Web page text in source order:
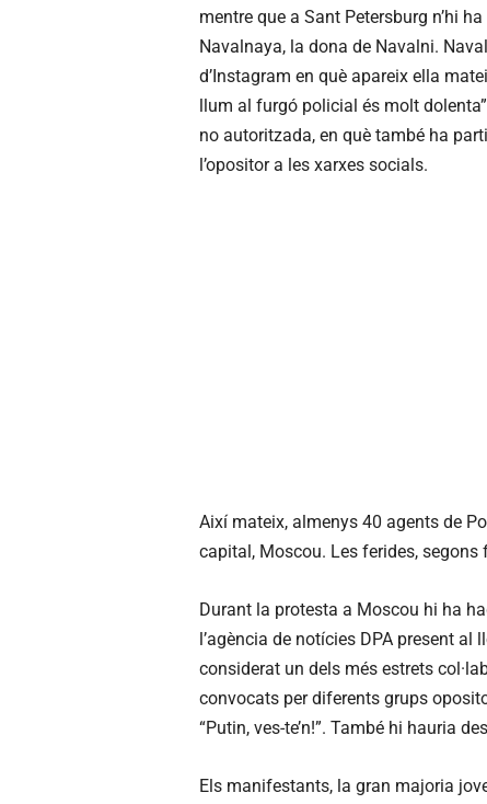
mentre que a Sant Petersburg n’hi
Navalnaya, la dona de Navalni.
d’Instagram en què apareix ella
llum al furgó policial és molt
no autoritzada, en què també ha
l’opositor a les xarxes socials.
Així mateix, almenys 40 agents de
capital, Moscou. Les ferides,
Durant la protesta a Moscou hi ha
l’agència de notícies DPA present
considerat un dels més estrets
convocats per diferents grups
“Putin, ves-te’n!”. També hi hauria
Els manifestants, la gran majoria